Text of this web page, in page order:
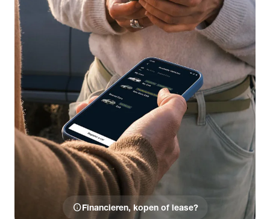
infoFinancieren, kopen of lease?